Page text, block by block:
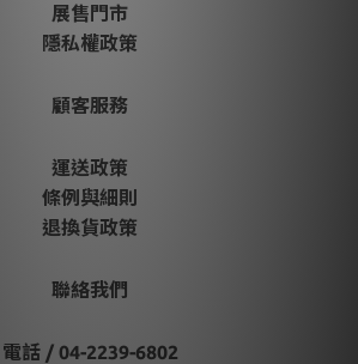
展售門市
隱私權政策
顧客服務
運送政策
條例與細則
退換貨政策
聯絡我們
電話 / 04-2239-6802